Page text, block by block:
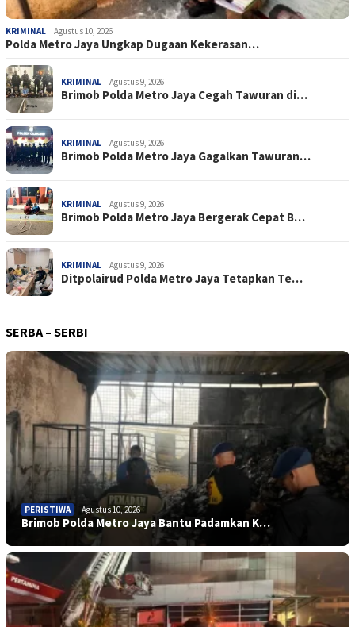
KRIMINAL Agustus 10, 2026
Polda Metro Jaya Ungkap Dugaan Kekerasan…
KRIMINAL Agustus 9, 2026
Brimob Polda Metro Jaya Cegah Tawuran di…
KRIMINAL Agustus 9, 2026
Brimob Polda Metro Jaya Gagalkan Tawuran…
KRIMINAL Agustus 9, 2026
Brimob Polda Metro Jaya Bergerak Cepat B…
KRIMINAL Agustus 9, 2026
Ditpolairud Polda Metro Jaya Tetapkan Te…
SERBA – SERBI
PERISTIWA Agustus 10, 2026
Brimob Polda Metro Jaya Bantu Padamkan K…